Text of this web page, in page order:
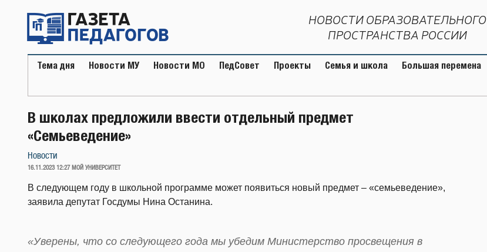
содержимому
НОВОСТИ ОБРАЗОВАТЕЛЬНОГО
ПРОСТРАНСТВА РОССИИ
Тема дня Новости МУ Новости МО ПедСовет Проекты Семья и школа Большая перемена
В школах предложили ввести отдельный предмет
«Семьеведение»
Новости
ОПУБЛИКОВАНО
16.11.2023 12:27 МОЙ УНИВЕРСИТЕТ
В следующем году в школьной программе может появиться новый предмет – «семьеведение»,
заявила депутат Госдумы Нина Останина.
«Уверены, что со следующего года мы убедим Министерство просвещения в